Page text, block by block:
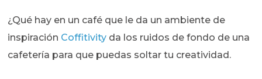
¿Qué hay en un café que le da un ambiente de
inspiración Coffitivity da los ruidos de fondo de una
cafetería para que puedas soltar tu creatividad.